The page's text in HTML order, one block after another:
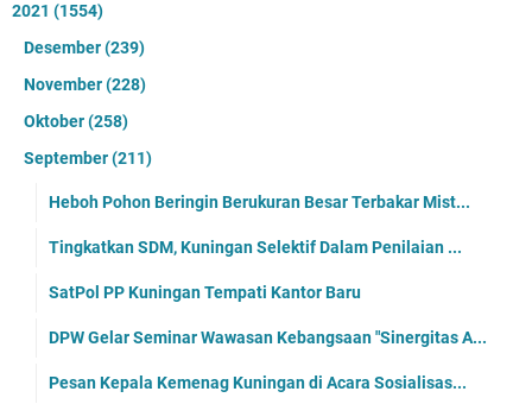
2021 (1554)
Desember(239)
November(228)
Oktober(258)
September(211)
Heboh Pohon Beringin Berukuran Besar Terbakar Mist...
Tingkatkan SDM, Kuningan Selektif Dalam Penilaian ...
SatPol PP Kuningan Tempati Kantor Baru
DPW Gelar Seminar Wawasan Kebangsaan "Sinergitas A...
Pesan Kepala Kemenag Kuningan di Acara Sosialisas...